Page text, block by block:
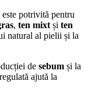
potrivită pentru
, ten mixt și ten
natural al pielii și la
de sebum și la
ajută la